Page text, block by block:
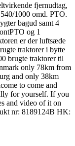
fjernudtag,
1000 omd. PTO.
bagud samt 4
og 1
er der luftsæde
traktorer i bytte
brugte traktorer til
only 78km from
and only 38km
to come and
for yourself. If you
and video of it on
nr: 8189124B HK: